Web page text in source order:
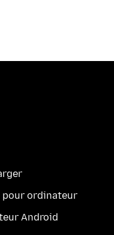
pour ordinateur
Android